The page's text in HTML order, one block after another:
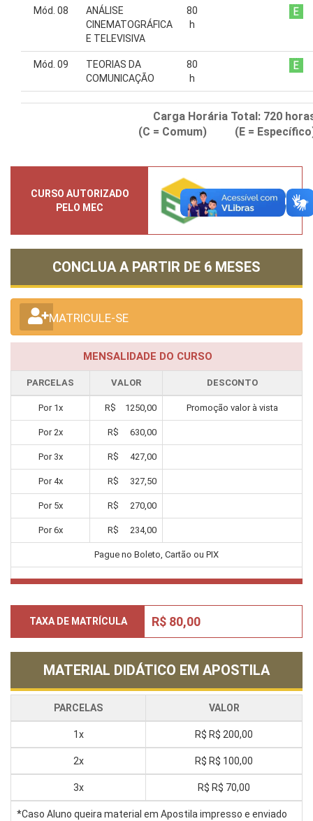
Mód. 08
ANÁLISE
CINEMATOGRÁFICA
E TELEVISIVA
80
h
Mód. 09
TEORIAS DA
COMUNICAÇÃO
80
h
Carga Horária Total: 720
(C = Comum) (E =
CURSO AUTORIZADO
PELO MEC
CONCLUA A PARTIR DE 6 MESES
MATRICULE-SE
MENSALIDADE DO CURSO
PARCELAS VALOR DESCONTO
Por 1x R$ 1250,00 Promoção valor à vista
Por 2x R$ 630,00
Por 3x R$ 427,00
Por4x R$ 327,50
Por 5x R$ 270,00
Por6x R$ 234,00
Pague no Boleto, Cartão ou PIX
TAXA DE MATRÍCULA R$ 80,00
MATERIAL DIDÁTICO EM APOSTILA
PARCELAS VALOR
1x R$ R$ 200,00
2x R$ R$ 100,00
3x R$ R$ 70,00
*Caso Aluno queira material em Apostila impresso e enviado